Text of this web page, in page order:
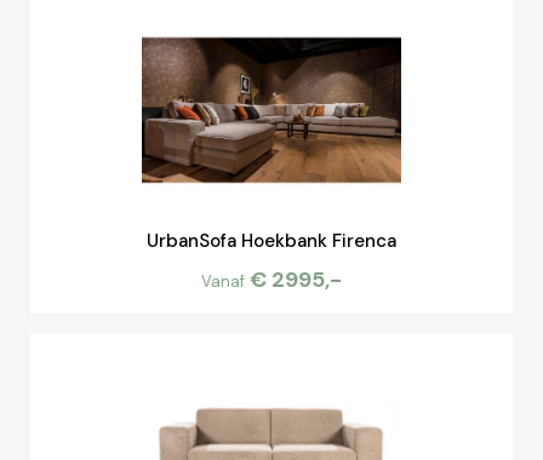
UrbanSofa Hoekbank Firenca
Vanaf € 2995,-